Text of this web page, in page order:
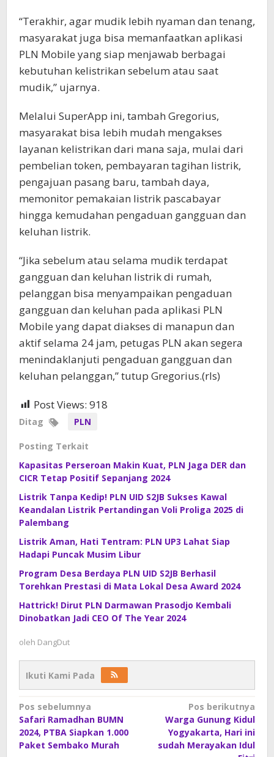
“Terakhir, agar mudik lebih nyaman dan tenang,
masyarakat juga bisa memanfaatkan aplikasi
PLN Mobile yang siap menjawab berbagai
kebutuhan kelistrikan sebelum atau saat
mudik,” ujarnya.
Melalui SuperApp ini, tambah Gregorius,
masyarakat bisa lebih mudah mengakses
layanan kelistrikan dari mana saja, mulai dari
pembelian token, pembayaran tagihan listrik,
pengajuan pasang baru, tambah daya,
memonitor pemakaian listrik pascabayar
hingga kemudahan pengaduan gangguan dan
keluhan listrik.
“Jika sebelum atau selama mudik terdapat
gangguan dan keluhan listrik di rumah,
pelanggan bisa menyampaikan pengaduan
gangguan dan keluhan pada aplikasi PLN
Mobile yang dapat diakses di manapun dan
aktif selama 24 jam, petugas PLN akan segera
menindaklanjuti pengaduan gangguan dan
keluhan pelanggan,” tutup Gregorius.(rls)
Post Views: 918
Ditag PLN
Posting Terkait
Kapasitas Perseroan Makin Kuat, PLN Jaga DER dan
CICR Tetap Positif Sepanjang 2024
Listrik Tanpa Kedip! PLN UID S2JB Sukses Kawal
Keandalan Listrik Pertandingan Voli Proliga 2025 di
Palembang
Listrik Aman, Hati Tentram: PLN UP3 Lahat Siap
Hadapi Puncak Musim Libur
Program Desa Berdaya PLN UID S2JB Berhasil
Torehkan Prestasi di Mata Lokal Desa Award 2024
Hattrick! Dirut PLN Darmawan Prasodjo Kembali
Dinobatkan Jadi CEO Of The Year 2024
oleh DangDut
Ikuti Kami Pada
Navigasi
pos
Pos sebelumnya
Safari Ramadhan BUMN
2024, PTBA Siapkan 1.000
Paket Sembako Murah
Pos berikutnya
Warga Gunung Kidul
Yogyakarta, Hari ini
sudah Merayakan Idul